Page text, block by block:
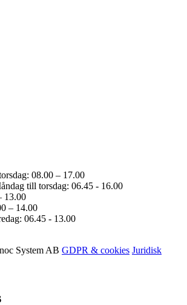
08.00 – 17.00
till torsdag: 06.45 - 16.00
13.00
– 14.00
06.45 - 13.00
System AB GDPR & cookies Juridisk